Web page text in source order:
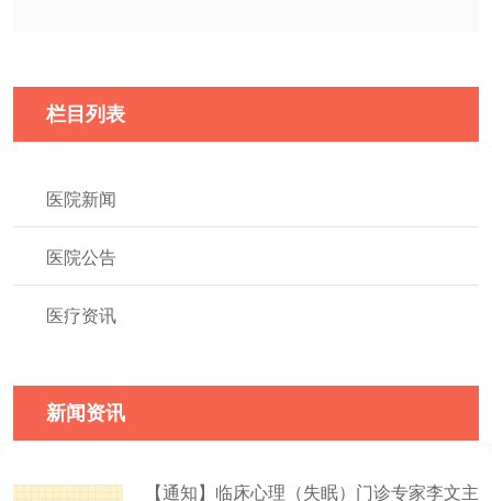
栏目列表
医院新闻
医院公告
医疗资讯
新闻资讯
【通知】临床心理（失眠）门诊专家李文主